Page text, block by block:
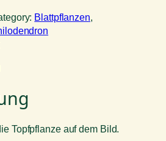
Blattpflanzen
Topfpflanze auf dem Bild.